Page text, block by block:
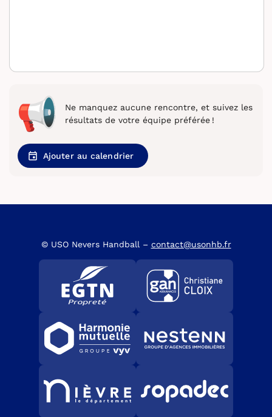
Ne manquez aucune rencontre, et suivez les
résultats de votre équipe préférée !
Ajouter au calendrier
© USO Nevers Handball – contact@usonhb.fr